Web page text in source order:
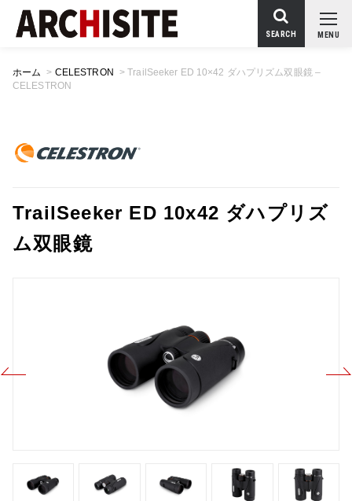
MENU
SEARCH
ホーム > CELESTRON >TrailSeeker ED 10×42 ダハプリズム双眼鏡 –
CELESTRON
TrailSeeker ED 10x42 ダハプリズ
ム双眼鏡